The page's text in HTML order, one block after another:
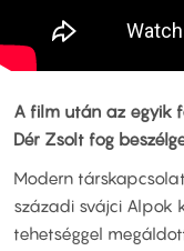
A film után az egyik
Dér Zsolt fog
Modern
századi svájci Alpok
tehetséggel